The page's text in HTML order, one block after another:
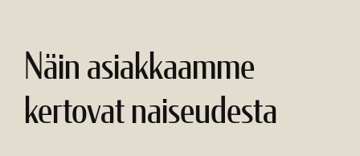
Näin asiakkaamme
kertovat naiseudesta